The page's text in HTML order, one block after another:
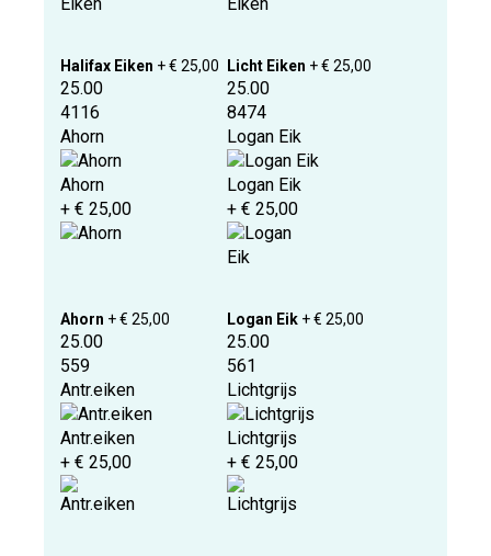
Halifax Eiken + € 25,00 Licht Eiken + € 25,00
25.00
4116
Ahorn
Ahorn
+ € 25,00
Ahorn + € 25,00
25.00
8474
Logan Eik
Logan Eik
+ € 25,00
Logan Eik + € 25,00
25.00
559
Antr.eiken
Antr.eiken
+ € 25,00
25.00
561
Lichtgrijs
Lichtgrijs
+ € 25,00